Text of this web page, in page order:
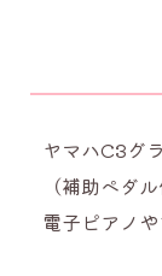
ヤマハC3グ
（補助ペダ
電子ピアノ